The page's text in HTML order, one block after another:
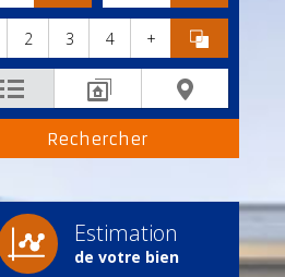
2 3 4 +
Estimation
de votre bien